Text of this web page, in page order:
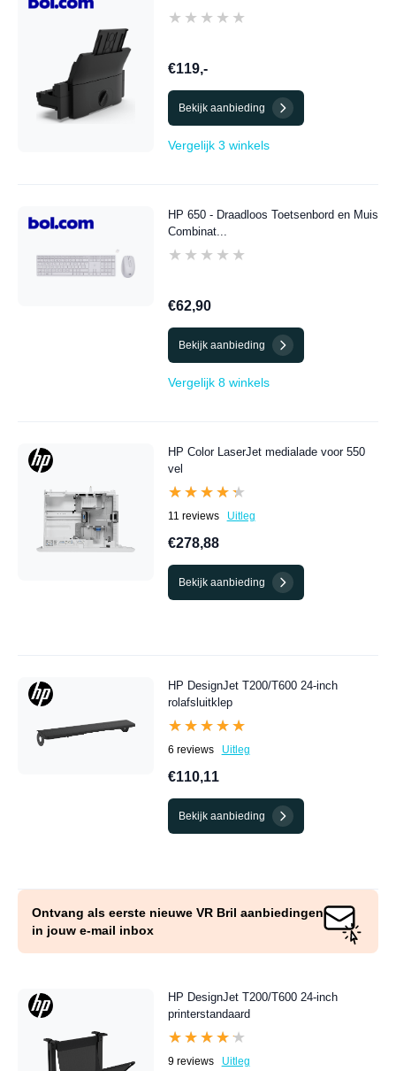
★★★★★
★★★★★
€119,-
Bekijk aanbieding
Vergelijk 3 winkels
HP 650 - Draadloos Toetsenbord en Muis
Combinat...
★★★★★
★★★★★
€62,90
Bekijk aanbieding
Vergelijk 8 winkels
HP Color LaserJet medialade voor 550
vel
★★★★★
★★★★★
11 reviews Uitleg
€278,88
Bekijk aanbieding
HP DesignJet T200/T600 24-inch
rolafsluitklep
★★★★★
★★★★★
6 reviews Uitleg
€110,11
Bekijk aanbieding
Ontvang als eerste nieuwe VR Bril aanbiedingen
in jouw e-mail inbox
HP DesignJet T200/T600 24-inch
printerstandaard
★★★★★
★★★★★
9 reviews Uitleg